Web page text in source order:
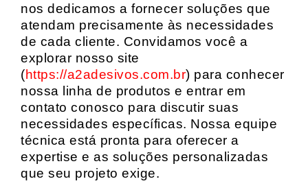
nos dedicamos a fornecer soluções que
atendam precisamente às necessidades
de cada cliente. Convidamos você a
explorar nosso site
(https://a2adesivos.com.br) para conhecer
nossa linha de produtos e entrar em
contato conosco para discutir suas
necessidades específicas. Nossa equipe
técnica está pronta para oferecer a
expertise e as soluções personalizadas
que seu projeto exige.